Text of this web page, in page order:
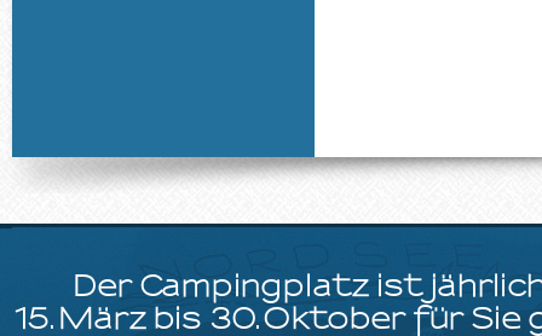
Der Campingplatz ist
15.März bis 30.Oktober für Sie